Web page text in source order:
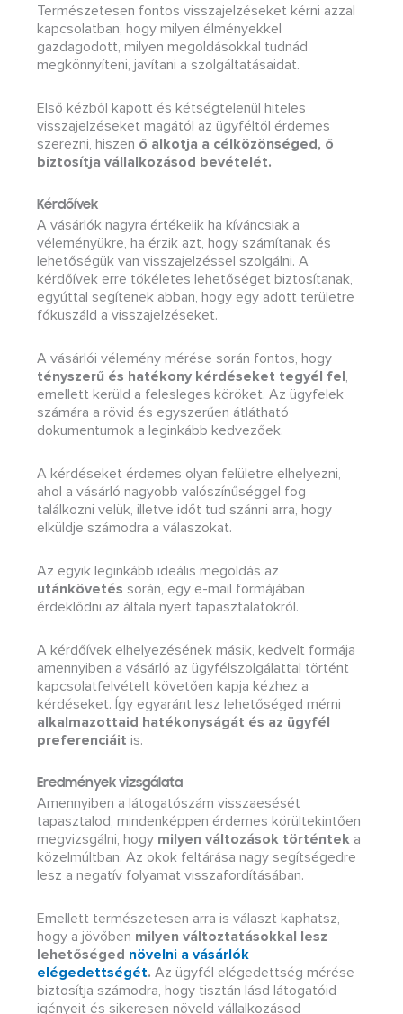
Természetesen fontos visszajelzéseket kérni azzal
kapcsolatban, hogy milyen élményekkel
gazdagodott, milyen megoldásokkal tudnád
megkönnyíteni, javítani a szolgáltatásaidat.
Első kézből kapott és kétségtelenül hiteles
visszajelzéseket magától az ügyféltől érdemes
szerezni, hiszen ő alkotja a célközönséged, ő
biztosítja vállalkozásod bevételét.
Kérdőívek
A vásárlók nagyra értékelik ha kíváncsiak a
véleményükre, ha érzik azt, hogy számítanak és
lehetőségük van visszajelzéssel szolgálni. A
kérdőívek erre tökéletes lehetőséget biztosítanak,
egyúttal segítenek abban, hogy egy adott területre
fókuszáld a visszajelzéseket.
A vásárlói vélemény mérése során fontos, hogy
tényszerű és hatékony kérdéseket tegyél fel,
emellett kerüld a felesleges köröket. Az ügyfelek
számára a rövid és egyszerűen átlátható
dokumentumok a leginkább kedvezőek.
A kérdéseket érdemes olyan felületre elhelyezni,
ahol a vásárló nagyobb valószínűséggel fog
találkozni velük, illetve időt tud szánni arra, hogy
elküldje számodra a válaszokat.
Az egyik leginkább ideális megoldás az
utánkövetés során, egy e-mail formájában
érdeklődni az általa nyert tapasztalatokról.
A kérdőívek elhelyezésének másik, kedvelt formája
amennyiben a vásárló az ügyfélszolgálattal történt
kapcsolatfelvételt követően kapja kézhez a
kérdéseket. Így egyaránt lesz lehetőséged mérni
alkalmazottaid hatékonyságát és az ügyfél
preferenciáit is.
Eredmények vizsgálata
Amennyiben a látogatószám visszaesését
tapasztalod, mindenképpen érdemes körültekintően
megvizsgálni, hogy milyen változások történtek a
közelmúltban. Az okok feltárása nagy segítségedre
lesz a negatív folyamat visszafordításában.
Emellett természetesen arra is választ kaphatsz,
hogy a jövőben milyen változtatásokkal lesz
lehetőséged növelni a vásárlók
elégedettségét. Az ügyfél elégedettség mérése
biztosítja számodra, hogy tisztán lásd látogatóid
igényeit és sikeresen növeld vállalkozásod